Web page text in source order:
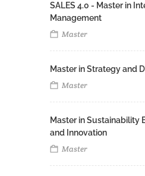
SALES 4.0 - Master in
Management
Master
Master in Strategy and
Master
Master in Sustainability
and Innovation
Master